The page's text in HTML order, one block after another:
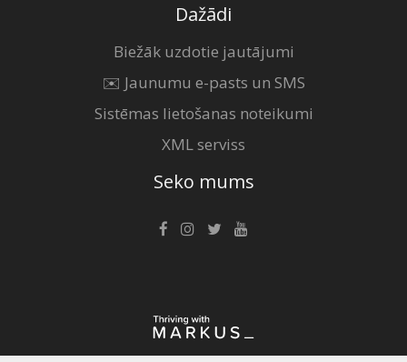
Dažādi
Biežāk uzdotie jautājumi
✉️ Jaunumu e-pasts un SMS
Sistēmas lietošanas noteikumi
XML serviss
Seko mums